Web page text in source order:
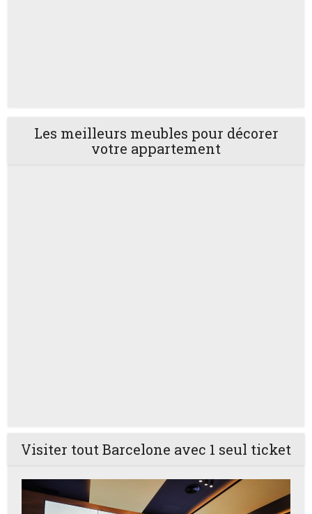
Les meilleurs meubles pour décorer
votre appartement
Visiter tout Barcelone avec 1 seul ticket